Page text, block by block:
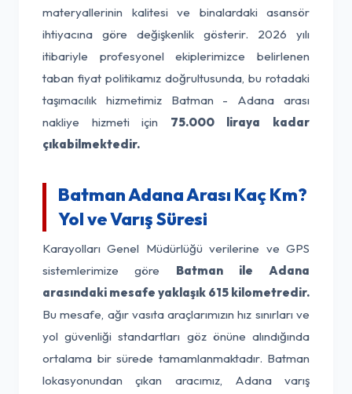
materyallerinin kalitesi ve binalardaki asansör
ihtiyacına göre değişkenlik gösterir. 2026 yılı
itibariyle profesyonel ekiplerimizce belirlenen
taban fiyat politikamız doğrultusunda, bu rotadaki
taşımacılık hizmetimiz Batman - Adana arası
nakliye hizmeti için 75.000 liraya kadar
çıkabilmektedir.
Batman Adana Arası Kaç Km?
Yol ve Varış Süresi
Karayolları Genel Müdürlüğü verilerine ve GPS
sistemlerimize göre Batman ile Adana
arasındaki mesafe yaklaşık 615 kilometredir.
Bu mesafe, ağır vasıta araçlarımızın hız sınırları ve
yol güvenliği standartları göz önüne alındığında
ortalama bir sürede tamamlanmaktadır. Batman
lokasyonundan çıkan aracımız, Adana varış